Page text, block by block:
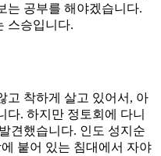
는 공부를 해야겠습니다.
스승입니다.
고 착하게 살고 있어서, 아
다. 하지만 정토회에 다니
견했습니다. 인도 성지순
붙어 있는 침대에서 자야